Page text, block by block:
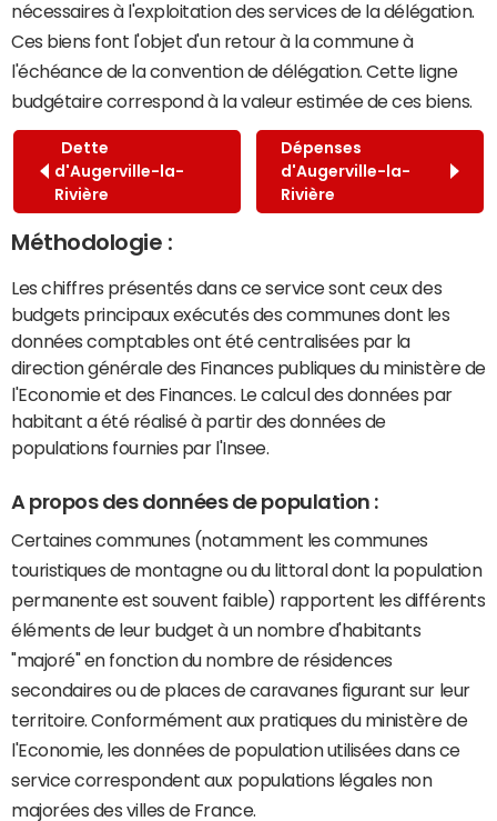
nécessaires à l'exploitation des services de la délégation.
Ces biens font l'objet d'un retour à la commune à
l'échéance de la convention de délégation. Cette ligne
budgétaire correspond à la valeur estimée de ces biens.
Dette
d'Augerville-la-
Rivière
Dépenses
d'Augerville-la-
Rivière
Méthodologie :
Les chiffres présentés dans ce service sont ceux des
budgets principaux exécutés des communes dont les
données comptables ont été centralisées par la
direction générale des Finances publiques du ministère de
l'Economie et des Finances. Le calcul des données par
habitant a été réalisé à partir des données de
populations fournies par l'Insee.
A propos des données de population :
Certaines communes (notamment les communes
touristiques de montagne ou du littoral dont la population
permanente est souvent faible) rapportent les différents
éléments de leur budget à un nombre d'habitants
"majoré" en fonction du nombre de résidences
secondaires ou de places de caravanes figurant sur leur
territoire. Conformément aux pratiques du ministère de
l'Economie, les données de population utilisées dans ce
service correspondent aux populations légales non
majorées des villes de France.